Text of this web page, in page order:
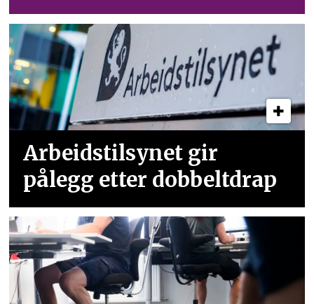
Arbeidstilsynet gir
pålegg etter dobbeltdrap